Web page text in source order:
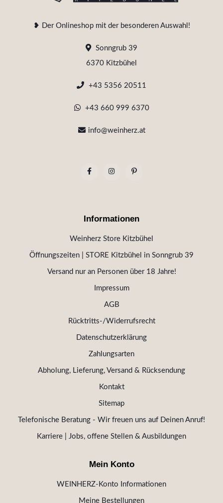
❥ Der Onlineshop mit der besonderen Auswahl!
Sonngrub 39
6370 Kitzbühel
+43 5356 20511
+43 660 999 6370
info@weinherz.at
Informationen
Weinherz Store Kitzbühel
Öffnungszeiten | STORE Kitzbühel in Sonngrub 39
Versand nur an Personen über 18 Jahre!
Impressum
AGB
Rücktritts-/Widerrufsrecht
Datenschutzerklärung
Zahlungsarten
Abholung, Lieferung, Versand & Rücksendung
Kontakt
Sitemap
Telefonische Beratung - Wir freuen uns auf Deinen Anruf!
Karriere | Jobs, offene Stellen & Ausbildungen
Mein Konto
WEINHERZ-Konto Informationen
Meine Bestellungen